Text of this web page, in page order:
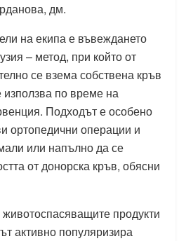
дм.
на екипа е въвеждането
– метод, при който от
се взема собствена кръв
използва по време на
Подходът е особено
ортопедични операции и
или напълно да се
от донорска кръв, обясни
продукти
активно популяризира